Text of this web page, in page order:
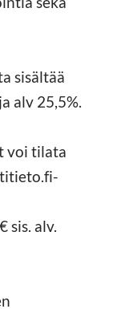
sisältää
alv 25,5%.
voi tilata
sis. alv.